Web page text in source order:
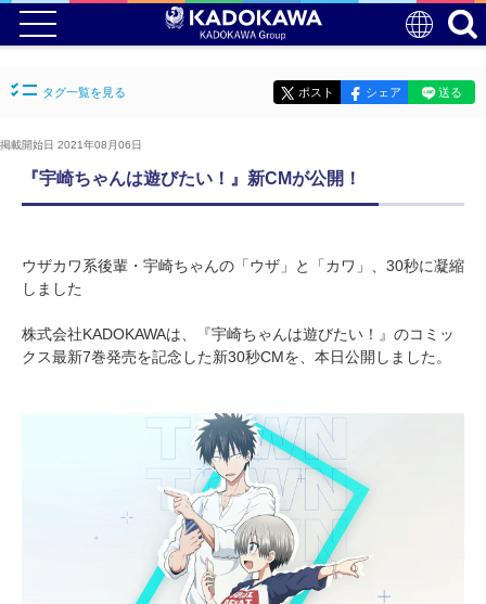
タグ一覧を見る ポスト シェア 送る
掲載開始日 2021年08月06日
『宇崎ちゃんは遊びたい！』新CMが公開！
ウザカワ系後輩・宇崎ちゃんの「ウザ」と「カワ」、30秒に凝縮
しました
株式会社KADOKAWAは、『宇崎ちゃんは遊びたい！』のコミッ
クス最新7巻発売を記念した新30秒CMを、本日公開しました。